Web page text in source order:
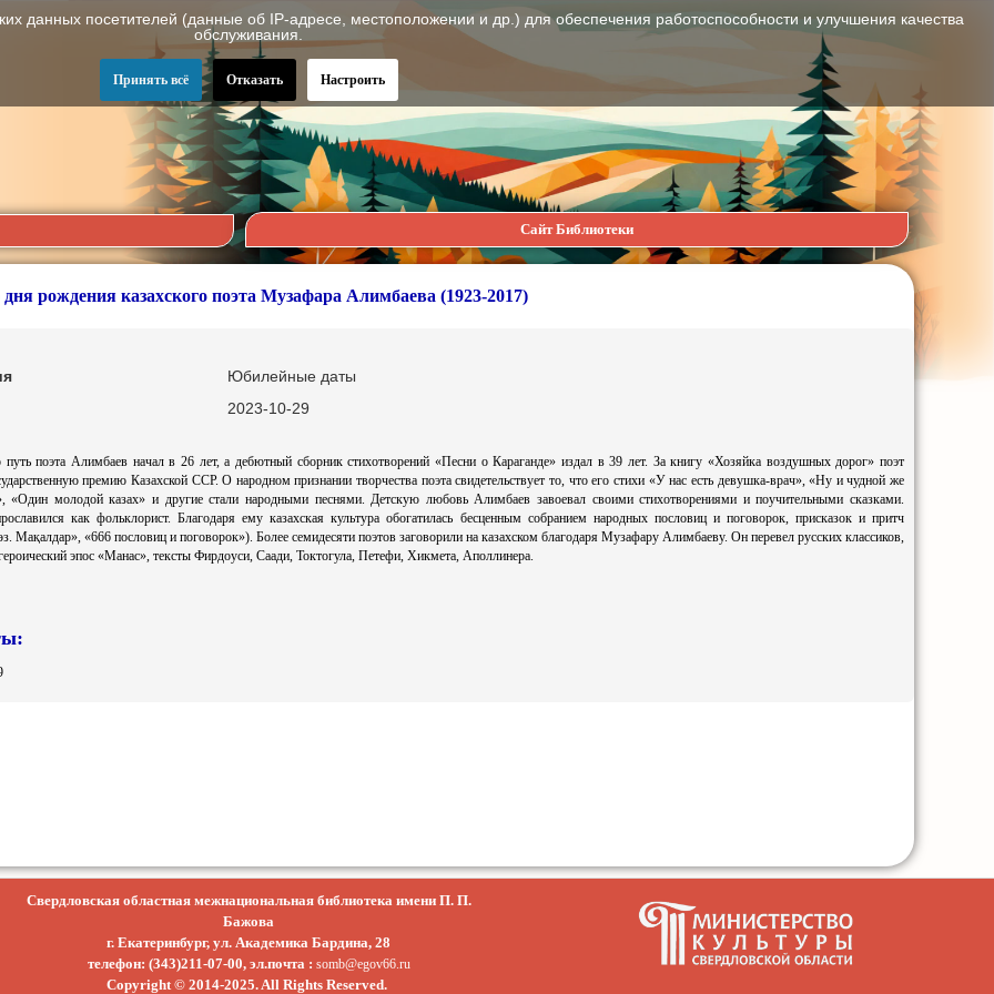
Сайт Библиотеки
дня рождения казахского поэта Музафара Алимбаева (1923-2017)
Юбилейные даты
2023-10-29
поэта Алимбаев начал в 26 лет, а дебютный сборник стихотворений «Песни о Караганде» издал в 39 лет. За книгу «Хозяйка воздушных дорог» поэт
премию Казахской ССР. О народном признании творчества поэта свидетельствует то, что его стихи «У нас есть девушка-врач», «Ну и чудной же
«Один молодой казах» и другие стали народными песнями. Детскую любовь Алимбаев завоевал своими стихотворениями и поучительными сказками.
как фольклорист. Благодаря ему казахская культура обогатилась бесценным собранием народных пословиц и поговорок, присказок и притч
Мақалдар», «666 пословиц и поговорок»). Более семидесяти поэтов заговорили на казахском благодаря Музафару Алимбаеву. Он перевел русских классиков,
эпос «Манас», тексты Фирдоуси, Саади, Токтогула, Петефи, Хикмета, Аполлинера.
Свердловская областная межнациональная библиотека имени П. П.
Бажова
г. Екатеринбург, ул. Академика Бардина, 28
телефон: (343)211-07-00, эл.почта : somb@egov66.ru
Copyright © 2014-2025. All Rights Reserved.
данных посетителей (данные об IP-адресе, местоположении и др.) для обеспечения работоспособности и улучшения качества
обслуживания.
Принять всё Отказать Настроить